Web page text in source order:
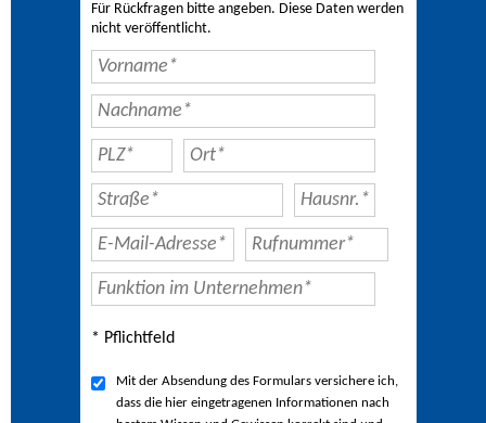
Für Rückfragen bitte angeben. Diese Daten werden
nicht veröffentlicht.
* Pflichtfeld
Mit der Absendung des Formulars versichere ich,
dass die hier eingetragenen Informationen nach